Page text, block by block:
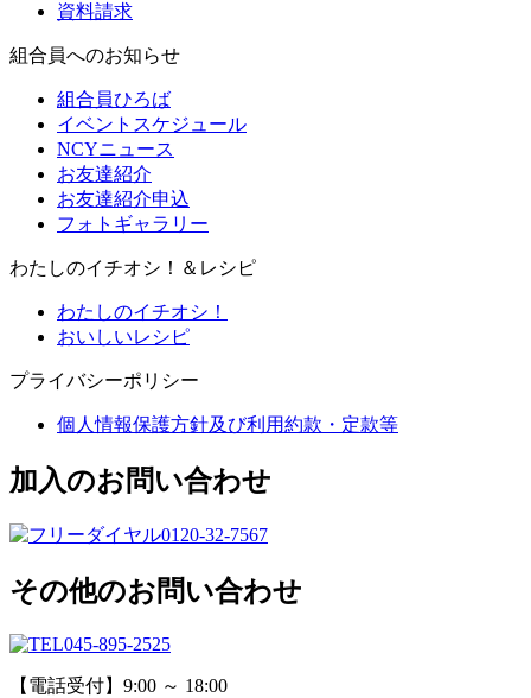
資料請求
組合員へのお知らせ
組合員ひろば
イベントスケジュール
NCYニュース
お友達紹介
お友達紹介申込
フォトギャラリー
わたしのイチオシ！＆レシピ
わたしのイチオシ！
おいしいレシピ
プライバシーポリシー
個人情報保護方針及び利用約款・定款等
加入のお問い合わせ
0120-32-7567
その他のお問い合わせ
045-895-2525
【電話受付】9:00 ～ 18:00